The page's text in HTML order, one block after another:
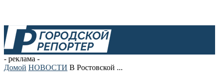
- реклама -
Домой НОВОСТИ В Ростовской ...